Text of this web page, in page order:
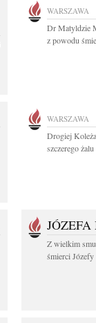
WARSZAWA
Dr Matyldzie
z powodu
WARSZAWA
Drogiej
szczerego
Z wielkim
śmierci